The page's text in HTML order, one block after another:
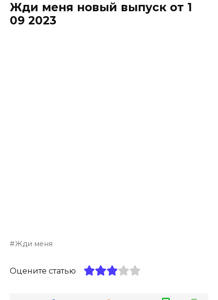
Жди меня новый выпуск от 1
09 2023
Жди меня
Оцените статью